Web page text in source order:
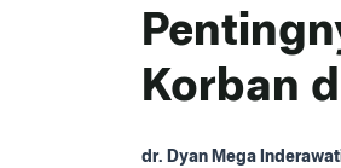
Korban
dr. Dyan Mega